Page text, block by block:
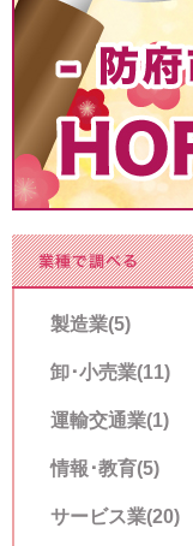
製造業(5)
卸･小売業(11)
運輸交通業(1)
情報･教育(5)
サービス業(20)